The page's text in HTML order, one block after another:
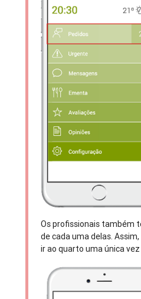
Os profissionais também
de cada uma delas.
ir ao quarto uma única